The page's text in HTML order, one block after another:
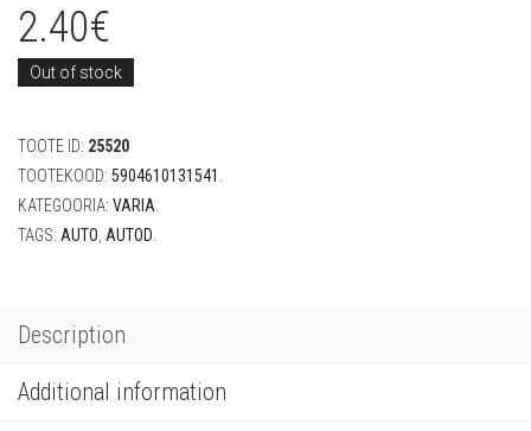
2.40€
Out of stock
TOOTE ID: 25520
TOOTEKOOD: 5904610131541
KATEGOORIA: VARIA
TAGS: AUTO AUTOD
Description
Additional information